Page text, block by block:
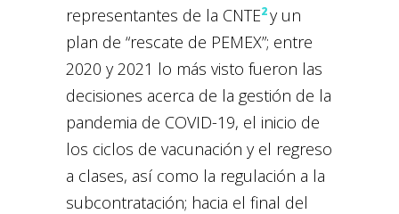
representantes de la CNTE2y un
plan de “rescate de PEMEX”; entre
2020 y 2021 lo más visto fueron las
decisiones acerca de la gestión de la
pandemia de COVID-19, el inicio de
los ciclos de vacunación y el regreso
a clases, así como la regulación a la
subcontratación; hacia el final del